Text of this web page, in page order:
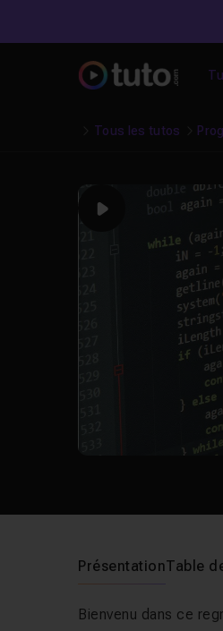
Tous les tutos
Play
PrésentationTable
Bienvenu dans ce